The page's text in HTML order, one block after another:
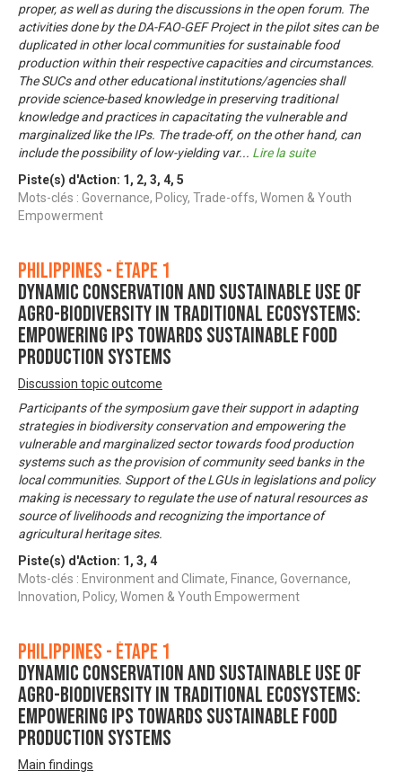
proper, as well as during the discussions in the open forum. The
activities done by the DA-FAO-GEF Project in the pilot sites can be
duplicated in other local communities for sustainable food
production within their respective capacities and circumstances.
The SUCs and other educational institutions/agencies shall
provide science-based knowledge in preserving traditional
knowledge and practices in capacitating the vulnerable and
marginalized like the IPs. The trade-off, on the other hand, can
include the possibility of low-yielding var... Lire la suite
Piste(s) d'Action: 1 , 2, 3, 4, 5
Mots-clés : Governance, Policy, Trade-offs, Women & Youth
Empowerment
Philippines - Étape 1
Dynamic Conservation and Sustainable Use of
Agro-Biodiversity in Traditional Ecosystems:
Empowering IPs Towards Sustainable Food
Production Systems
Discussion topic outcome
Participants of the symposium gave their support in adapting
strategies in biodiversity conservation and empowering the
vulnerable and marginalized sector towards food production
systems such as the provision of community seed banks in the
local communities. Support of the LGUs in legislations and policy
making is necessary to regulate the use of natural resources as
source of livelihoods and recognizing the importance of
agricultural heritage sites.
Piste(s) d'Action: 1 , 3, 4
Mots-clés : Environment and Climate, Finance, Governance,
Innovation, Policy, Women & Youth Empowerment
Philippines - Étape 1
Dynamic Conservation and Sustainable Use of
Agro-Biodiversity in Traditional Ecosystems:
Empowering IPs Towards Sustainable Food
Production Systems
Main findings